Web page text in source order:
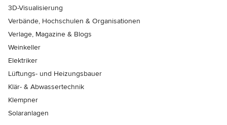
3D-Visualisierung
Verbände, Hochschulen & Organisationen
Verlage, Magazine & Blogs
Weinkeller
Elektriker
Lüftungs- und Heizungsbauer
Klär- & Abwassertechnik
Klempner
Solaranlagen